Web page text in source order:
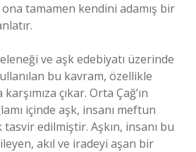
tamamen kendini adamış bir
ve aşk edebiyatı üzerinde
bu kavram, özellikle
çıkar. Orta Çağ’ın
içinde aşk, insanı meftun
edilmiştir. Aşkın, insanı bu
akıl ve iradeyi aşan bir